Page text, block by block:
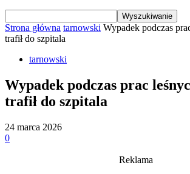
Strona główna tarnowski Wypadek podczas
trafił do szpitala
tarnowski
Wypadek podczas prac
trafił do szpitala
24 marca 2026
0
Reklama